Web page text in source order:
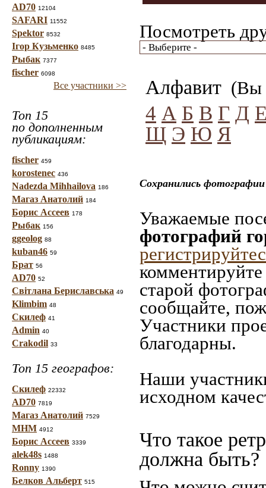
AD70 12104
SAFARI 11552
Spektor 8532
Ігор Кузьменко 8485
Рыбак 7377
fischer 6098
Все участники >>
Топ 15
по дополненным
публикациям:
fischer 459
korostenec 436
Nadezda Mihhailova 186
Магаз Анатолий 184
Борис Ассеев 178
Рыбак 156
ggeolog 88
kuban46 59
Брат 56
AD70 52
Світлана Бериславська 49
Klimbim 48
Скилеф 41
Admin 40
Crakodil 33
Топ 15 географов:
Скилеф 22332
AD70 7819
Магаз Анатолий 7529
МНМ 4912
Борис Ассеев 3339
alek48s 1488
Ronny 1390
Белков Альберт 515
Посмотреть
Алфавит (Вы
4 А Б В Г Д
Щ Э Ю Я
Сохранились
Уважаемые
фотографий
старой
сообщайте,
Участники
благодарны.
Наши
исходном
Что такое
должна быть?